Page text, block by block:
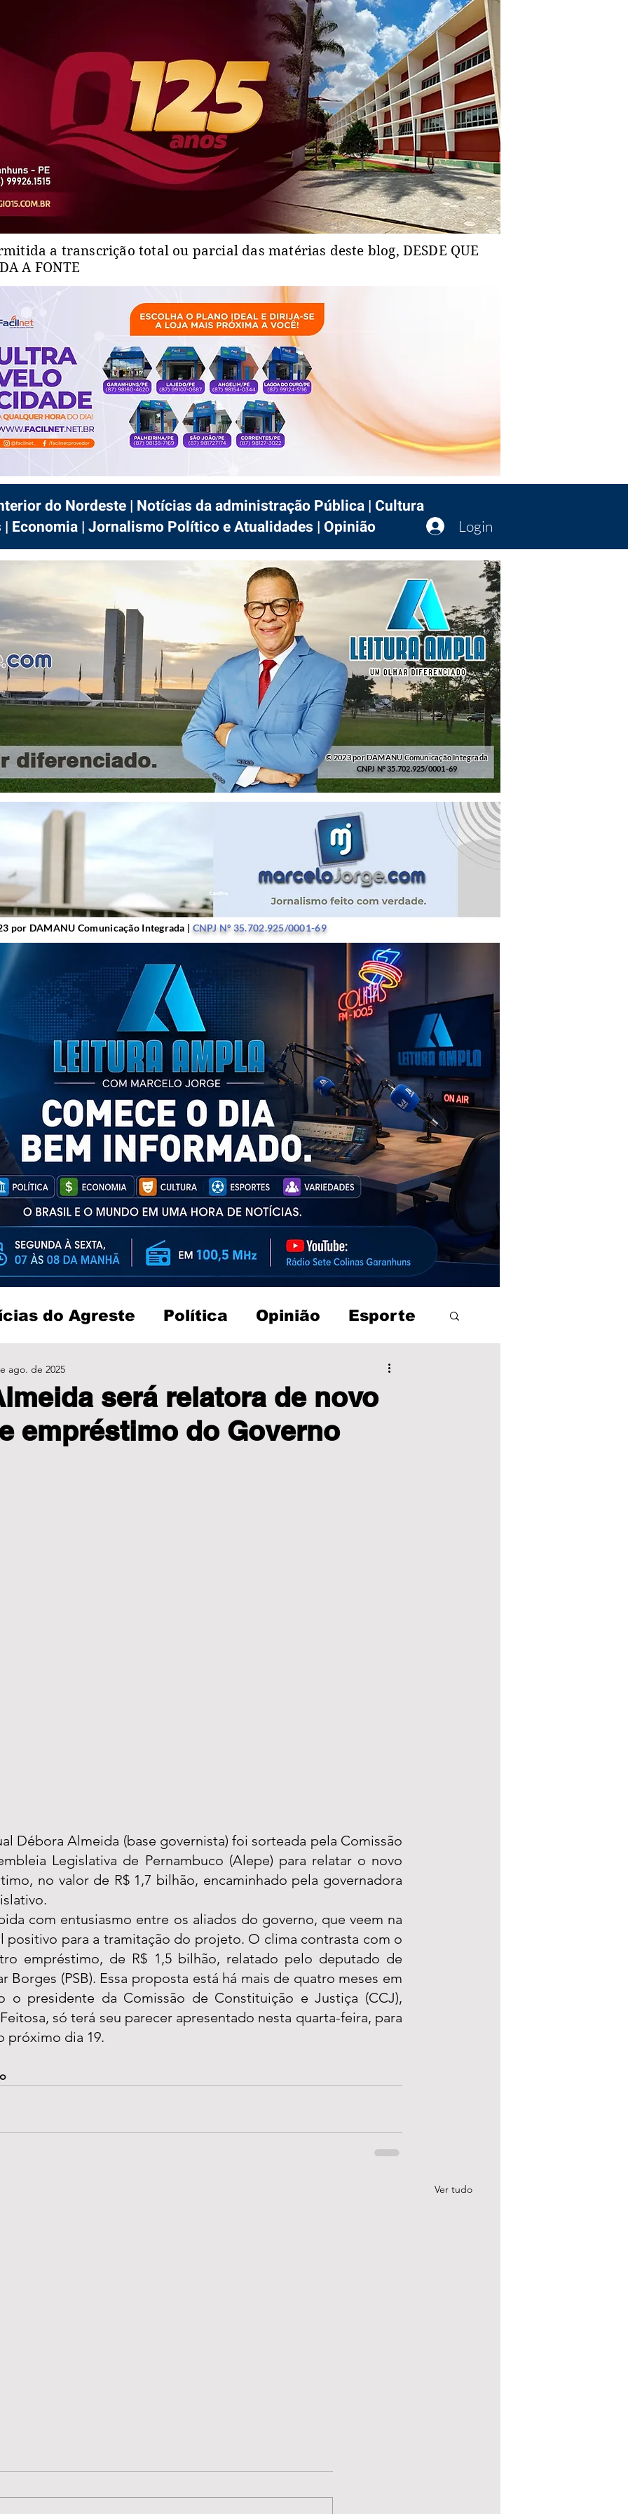
a transcrição total ou parcial das matérias deste blog, DESDE QUE
A FONTE
Login
do Nordeste | Notícias da administração Pública | Cultura
Economia | Jornalismo Político e Atualidades | Opinião
© 2023 por DAMANU Comunicação Integrada
CNPJ Nº 35.702.925/0001-69
Comunicação Integrada | CNPJ Nº 35.702.925/0001-69
por DAMANU Comunicação Integrada | CNPJ Nº 35.702.925/0001-69
do Agreste Política Opinião Esporte
será relatora de novo
empréstimo do Governo
ago. de 2025
Débora Almeida (base governista) foi sorteada pela Comissão
Legislativa de Pernambuco (Alepe) para relatar o novo
no valor de R$ 1,7 bilhão, encaminhado pela governadora
com entusiasmo entre os aliados do governo, que veem na
positivo para a tramitação do projeto. O clima contrasta com o
empréstimo, de R$ 1,5 bilhão, relatado pelo deputado de
Borges (PSB). Essa proposta está há mais de quatro meses em
o presidente da Comissão de Constituição e Justiça (CCJ),
só terá seu parecer apresentado nesta quarta-feira, para
próximo dia 19.
Ver tudo